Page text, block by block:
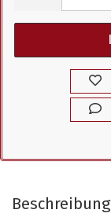
Beschreibung